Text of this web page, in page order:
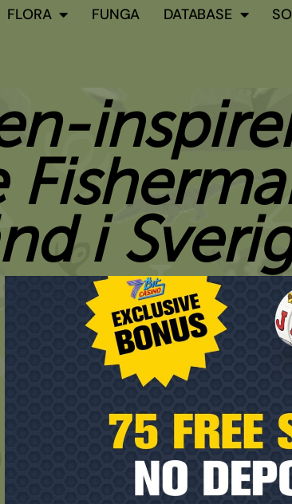
FLORA FUNGA DATABASE
i